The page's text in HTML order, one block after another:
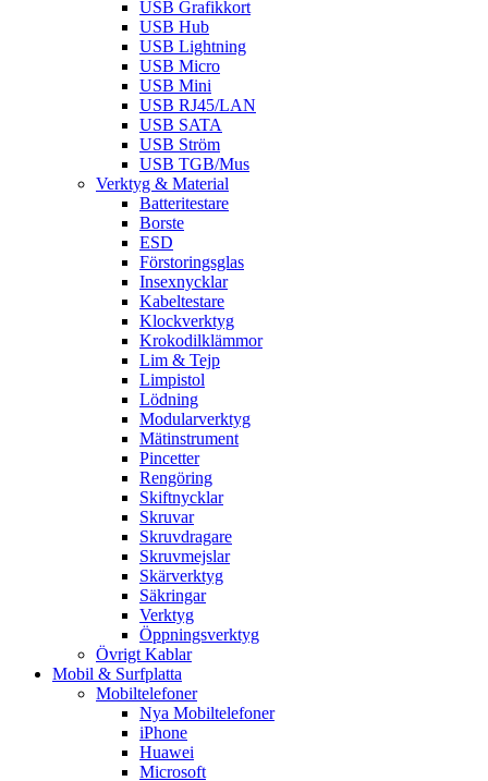
USB Grafikkort
USB Hub
USB Lightning
USB Micro
USB Mini
USB RJ45/LAN
USB SATA
USB Ström
USB TGB/Mus
Verktyg & Material
Batteritestare
Borste
ESD
Förstoringsglas
Insexnycklar
Kabeltestare
Klockverktyg
Krokodilklämmor
Lim & Tejp
Limpistol
Lödning
Modularverktyg
Mätinstrument
Pincetter
Rengöring
Skiftnycklar
Skruvar
Skruvdragare
Skruvmejslar
Skärverktyg
Säkringar
Verktyg
Öppningsverktyg
Övrigt Kablar
Mobil & Surfplatta
Mobiltelefoner
Nya Mobiltelefoner
iPhone
Huawei
Microsoft